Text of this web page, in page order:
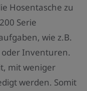
Hosentasche zu
Serie
wie z.B.
Inventuren.
mit weniger
werden. Somit